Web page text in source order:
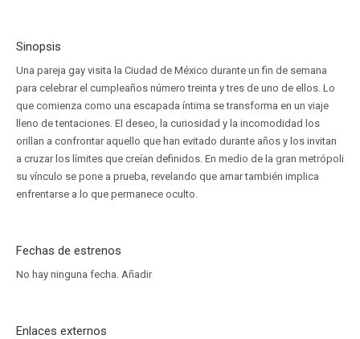
Sinopsis
Una pareja gay visita la Ciudad de México durante un fin de semana
para celebrar el cumpleaños número treinta y tres de uno de ellos. Lo
que comienza como una escapada íntima se transforma en un viaje
lleno de tentaciones. El deseo, la curiosidad y la incomodidad los
orillan a confrontar aquello que han evitado durante años y los invitan
a cruzar los límites que creían definidos. En medio de la gran metrópoli
su vínculo se pone a prueba, revelando que amar también implica
enfrentarse a lo que permanece oculto.
Fechas de estrenos
No hay ninguna fecha. Añadir
Enlaces externos